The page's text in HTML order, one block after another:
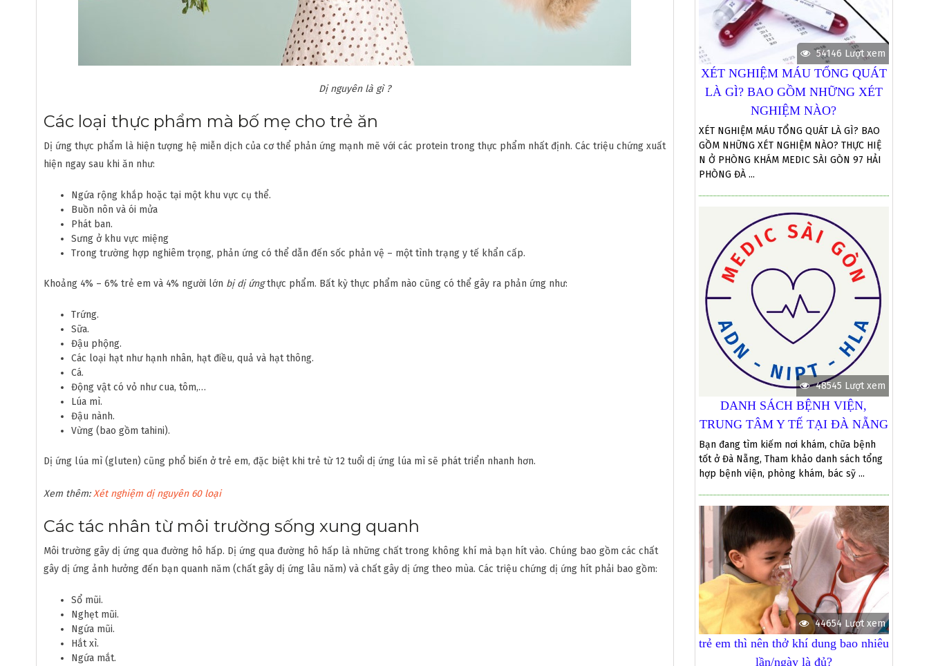
Dị nguyên là gì ?
Các loại thực phẩm mà bố mẹ cho trẻ ăn
Dị ứng thực phẩm là hiện tượng hệ miễn dịch của cơ thể phản ứng mạnh mẽ với các protein trong thực phẩm nhất định. Các triệu chứng xuất
hiện ngay sau khi ăn như:
Ngứa rộng khắp hoặc tại một khu vực cụ thể.
Buồn nôn và ói mửa
Phát ban.
Sưng ở khu vực miệng
Trong trường hợp nghiêm trọng, phản ứng có thể dẫn đến sốc phản vệ – một tình trạng y tế khẩn cấp.
Khoảng 4% – 6% trẻ em và 4% người lớn bị dị ứngthực phẩm. Bất kỳ thực phẩm nào cũng có thể gây ra phản ứng như:
Trứng.
Sữa.
Đậu phộng.
Các loại hạt như hạnh nhân, hạt điều, quả và hạt thông.
Cá.
Động vật có vỏ như cua, tôm,…
Lúa mì.
Đậu nành.
Vừng (bao gồm tahini).
Dị ứng lúa mì (gluten) cũng phổ biến ở trẻ em, đặc biệt khi trẻ từ 12 tuổi dị ứng lúa mì sẽ phát triển nhanh hơn.
Xem thêm:Xét nghiệm dị nguyên 60 loại
Các tác nhân từ môi trường sống xung quanh
Môi trường gây dị ứng qua đường hô hấp. Dị ứng qua đường hô hấp là những chất trong không khí mà bạn hít vào. Chúng bao gồm các chất
gây dị ứng ảnh hưởng đến bạn quanh năm (chất gây dị ứng lâu năm) và chất gây dị ứng theo mùa. Các triệu chứng dị ứng hít phải bao gồm:
Sổ mũi.
Nghẹt mũi.
Ngứa mũi.
Hắt xì.
Ngứa mắt.
54146 Lượt xem
XÉT NGHIỆM MÁU TỔNG QUÁT
LÀ GÌ? BAO GỒM NHỮNG XÉT
NGHIỆM NÀO?
XÉT NGHIỆM MÁU TỔNG QUÁT LÀ GÌ? BAO
GỒM NHỮNG XÉT NGHIỆM NÀO? THỰC HIỆ
N Ở PHÒNG KHÁM MEDIC SÀI GÒN 97 HẢI
PHÒNG ĐÀ ...
48545 Lượt xem
DANH SÁCH BỆNH VIỆN,
TRUNG TÂM Y TẾ TẠI ĐÀ NẴNG
Bạn đang tìm kiếm nơi khám, chữa bệnh
tốt ở Đà Nẵng, Tham khảo danh sách tổng
hợp bệnh viện, phòng khám, bác sỹ ...
44654 Lượt xem
trẻ em thì nên thở khí dung bao nhiêu
lần/ngày là đủ?